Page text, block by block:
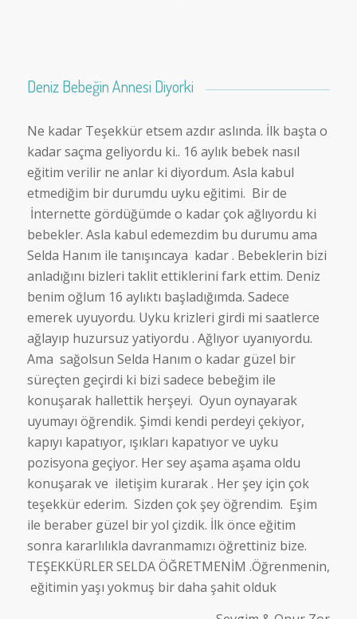
Deniz Bebeğin Annesi Diyorki
Ne kadar Teşekkür etsem azdır aslında. İlk başta o
kadar saçma geliyordu ki.. 16 aylık bebek nasıl
eğitim verilir ne anlar ki diyordum. Asla kabul
etmediğim bir durumdu uyku eğitimi. Bir de
İnternette gördüğümde o kadar çok ağlıyordu ki
bebekler. Asla kabul edemezdim bu durumu ama
Selda Hanım ile tanışıncaya kadar . Bebeklerin bizi
anladığını bizleri taklit ettiklerini fark ettim. Deniz
benim oğlum 16 aylıktı başladığımda. Sadece
emerek uyuyordu. Uyku krizleri girdi mi saatlerce
ağlayıp huzursuz yatiyordu . Ağlıyor uyanıyordu.
Ama sağolsun Selda Hanım o kadar güzel bir
süreçten geçirdi ki bizi sadece bebeğim ile
konuşarak hallettik herşeyi. Oyun oynayarak
uyumayı öğrendik. Şimdi kendi perdeyi çekiyor,
kapıyı kapatıyor, ışıkları kapatıyor ve uyku
pozisyona geçiyor. Her sey aşama aşama oldu
konuşarak ve iletişim kurarak . Her şey için çok
teşekkür ederim. Sizden çok şey öğrendim. Eşim
ile beraber güzel bir yol çizdik. İlk önce eğitim
sonra kararlılıkla davranmamızı öğrettiniz bize.
TEŞEKKÜRLER SELDA ÖĞRETMENİM .Öğrenmenin,
eğitimin yaşı yokmuş bir daha şahit olduk